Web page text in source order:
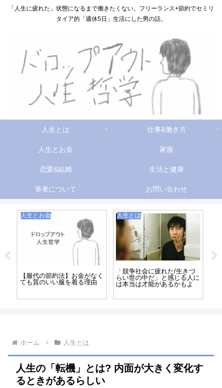
「人生に疲れた」状態になるまで働きたくない。フリーランス+節約でセミリ
タイア的「週休5日」生活にした男の話。
人生とは 仕事&働き方
人生とお金 家族
恋愛&結婚 生活と健康
筆者について お問い合わせ
仕事＆働き方
には清掃のアルバイトがいい
かも
生活と健康
無職や在宅仕事する人の生活
リズムが崩れるのを防ぐに
は？
ホーム 人生とは
人生の「転機」とは? 内面が大きく変化す
るときがあるらしい